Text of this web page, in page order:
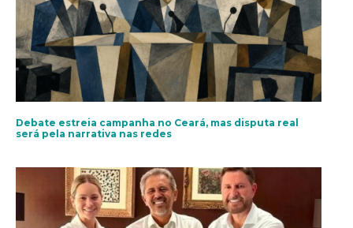
Debate estreia campanha no Ceará, mas disputa real
será pela narrativa nas redes